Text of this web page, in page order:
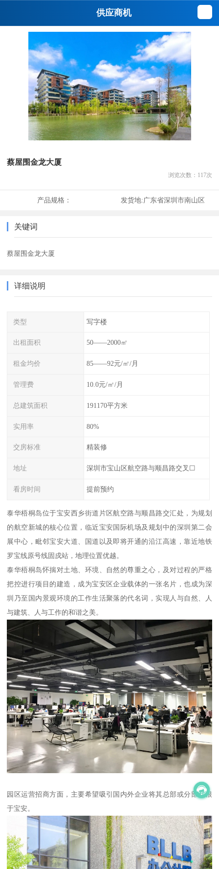
供应商机
蔡屋围金龙大厦
浏览次数： 117次
产品规格： 发货地:广东省深圳市南山区
关键词
蔡屋围金龙大厦
详细说明
类型 写字楼
出租面积 50——2000㎡
租金均价 85——92元/㎡/月
管理费 10.0元/㎡/月
总建筑面积 191170平方米
实用率 80%
交房标准 精装修
地址 深圳市宝山区航空路与顺昌路交叉☐
看房时间 提前预约
泰华梧桐岛位于宝安西乡街道片区航空路与顺昌路交汇处，为规划
的航空新城的核心位置，临近宝安国际机场及规划中的深圳第二会
展中心，毗邻宝安大道、国道以及即将开通的沿江高速，靠近地铁
罗宝线原号线固戍站，地理位置优越。
泰华梧桐岛怀揣对土地、环境、自然的尊重之心，及对过程的严格
把控进行项目的建造，成为宝安区企业载体的一张名片，也成为深
圳乃至国内景观环境的工作生活聚落的代名词，实现人与自然、人
与建筑、人与工作的和谐之美。
园区运营招商方面，主要希望吸引国内外企业将其总部或分部扎根
于宝安。